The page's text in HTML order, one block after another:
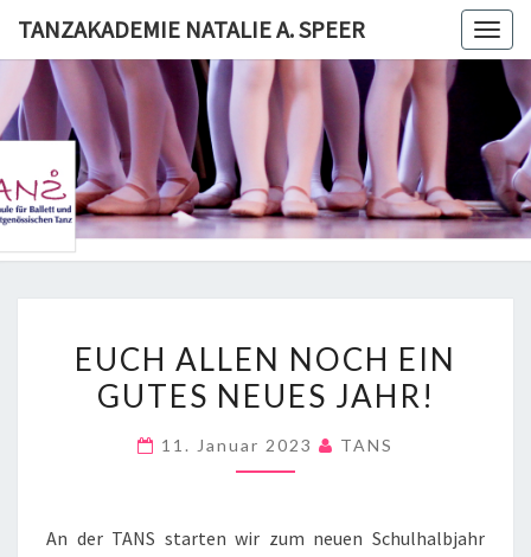
content
TANZAKADEMIE NATALIE A. SPEER
ALLEN
NOCH
GUTES
EUCH ALLEN NOCH EIN
GUTES NEUES JAHR!
11. Januar 2023 TANS
An der TANS starten wir zum neuen Schulhalbjahr